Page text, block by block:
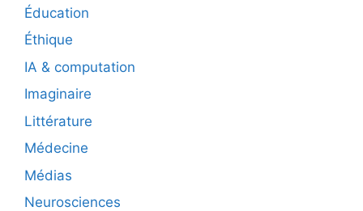
Éducation
Éthique
IA & computation
Imaginaire
Littérature
Médecine
Médias
Neurosciences